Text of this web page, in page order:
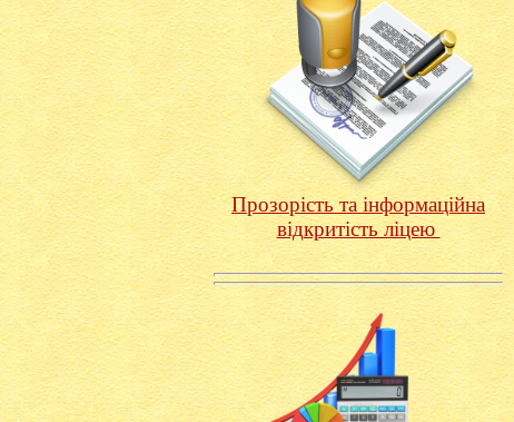
Прозорість та інформаційна
відкритість ліцею